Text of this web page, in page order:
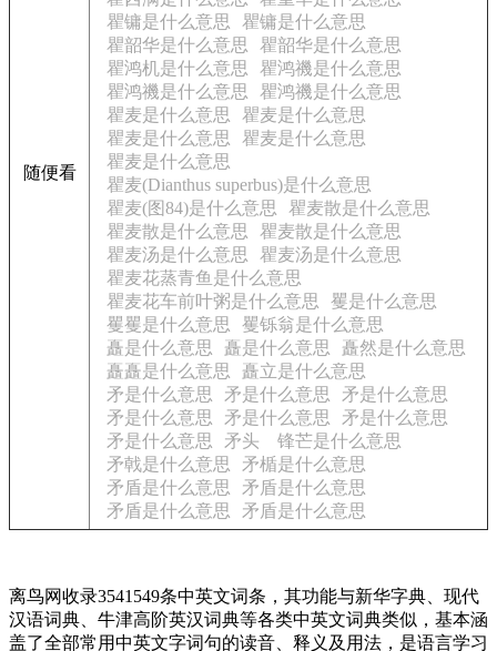
随便看
瞿镛是什么意思
瞿镛是什么意思
瞿韶华是什么意思
瞿韶华是什么意思
瞿鸿机是什么意思
瞿鸿禨是什么意思
瞿鸿禨是什么意思
瞿鸿禨是什么意思
瞿麦是什么意思
瞿麦是什么意思
瞿麦是什么意思
瞿麦是什么意思
瞿麦是什么意思
瞿麦(Dianthus superbus)是什么意思
瞿麦(图84)是什么意思
瞿麦散是什么意思
瞿麦散是什么意思
瞿麦散是什么意思
瞿麦汤是什么意思
瞿麦汤是什么意思
瞿麦花蒸青鱼是什么意思
瞿麦花车前叶粥是什么意思
矍是什么意思
矍矍是什么意思
矍铄翁是什么意思
矗是什么意思
矗是什么意思
矗然是什么意思
矗矗是什么意思
矗立是什么意思
矛是什么意思
矛是什么意思
矛是什么意思
矛是什么意思
矛是什么意思
矛是什么意思
矛是什么意思
矛头 锋芒是什么意思
矛戟是什么意思
矛楯是什么意思
矛盾是什么意思
矛盾是什么意思
矛盾是什么意思
矛盾是什么意思
离鸟网收录3541549条中英文词条，其功能与新华字典、现代
汉语词典、牛津高阶英汉词典等各类中英文词典类似，基本涵
盖了全部常用中英文字词句的读音、释义及用法，是语言学习